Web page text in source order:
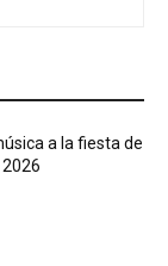
a la fiesta de
2026